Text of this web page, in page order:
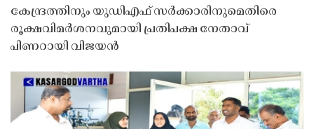
കേന്ദ്രത്തിനും യുഡിഎഫ് സർക്കാരിനുമെതിരെ
രൂക്ഷവിമർശനവുമായി പ്രതിപക്ഷ നേതാവ്
പിണറായി വിജയൻ